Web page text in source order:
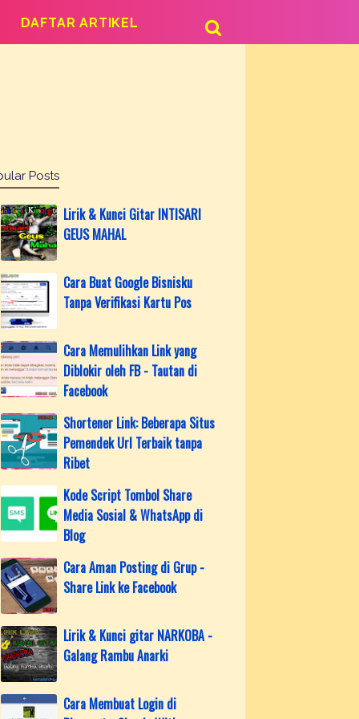
DAFTAR ARTIKEL
Posts
Lirik & Kunci Gitar INTISARI
GEUS MAHAL
Cara Buat Google Bisnisku
Tanpa Verifikasi Kartu Pos
Cara Memulihkan Link yang
Diblokir oleh FB - Tautan di
Facebook
Shortener Link: Beberapa Situs
Pemendek Url Terbaik tanpa
Ribet
Kode Script Tombol Share
Media Sosial & WhatsApp di
Blog
Cara Aman Posting di Grup -
Share Link ke Facebook
Lirik & Kunci gitar NARKOBA -
Galang Rambu Anarki
Cara Membuat Login di